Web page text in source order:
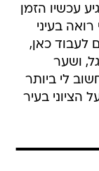
עכשיו הזמן
בעיני
5,000 איש באים לעבוד כאן,
ושער
לי ביותר
הציוני בעיר